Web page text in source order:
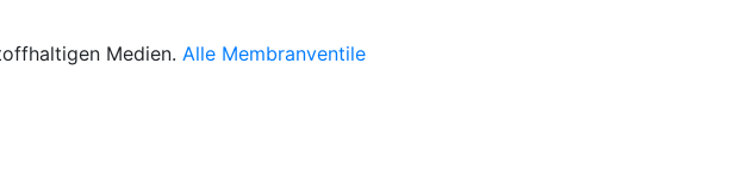
Medien. Alle Membranventile